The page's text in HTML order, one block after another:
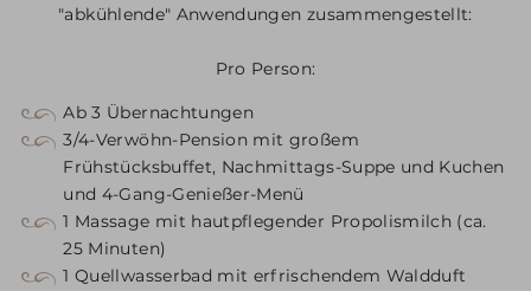
"abkühlende" Anwendungen zusammengestellt:
Pro Person:
Ab 3 Übernachtungen
3/4-Verwöhn-Pension mit großem
Frühstücksbuffet, Nachmittags-Suppe und Kuchen
und 4-Gang-Genießer-Menü
1 Massage mit hautpflegender Propolismilch (ca.
25 Minuten)
1 Quellwasserbad mit erfrischendem Waldduft